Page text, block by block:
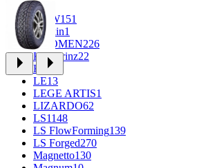
K7
KDW151
Keskin1
KHOMEN226
Kronprinz22
KT23
LE13
LEGE ARTIS1
LIZARDO62
LS1148
LS FlowForming139
LS Forged270
Magnetto130